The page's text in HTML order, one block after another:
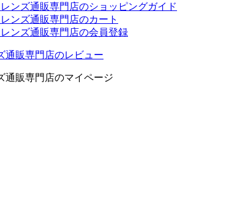
ンズ通販専門店のショッピングガイド
ンズ通販専門店のカート
ンズ通販専門店の会員登録
通販専門店のレビュー
通販専門店のマイページ